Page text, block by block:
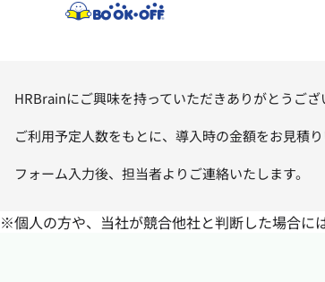
HRBrainにご興味を持っていただきありがとうござ
ご利用予定人数をもとに、導入時の金額をお見積り
フォーム入力後、担当者よりご連絡いたします。
※個人の方や、当社が競合他社と判断した場合に